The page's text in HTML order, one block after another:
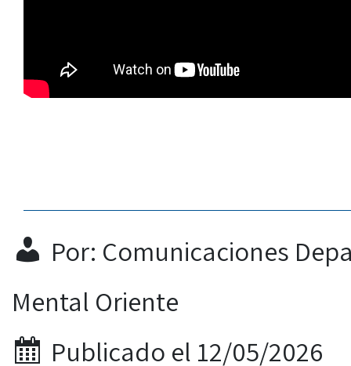
Por: Comunicaciones
Mental Oriente
Publicado el 12/05/2026